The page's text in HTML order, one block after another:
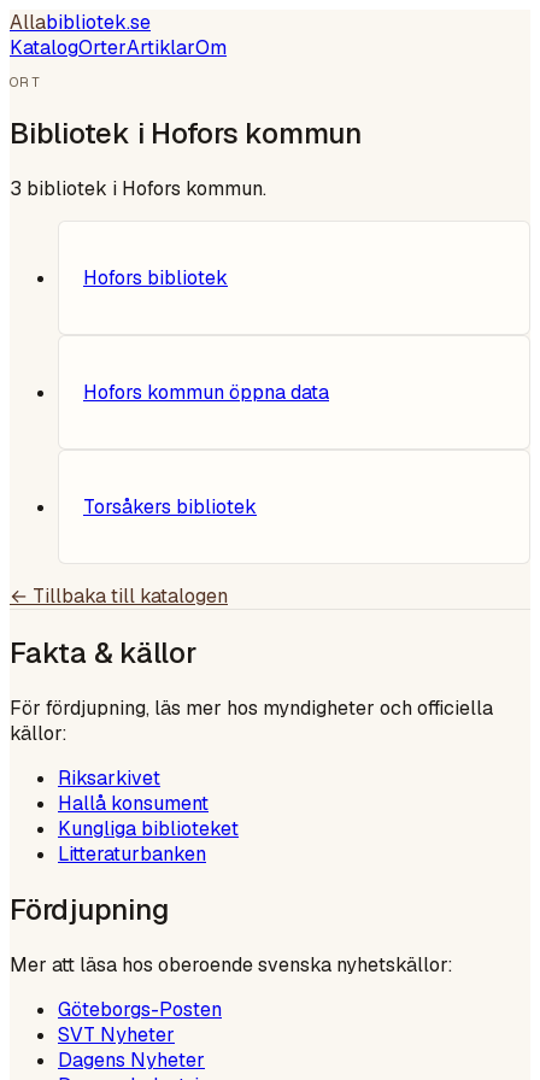
Allabibliotek.se
KatalogOrterArtiklarOm
ORT
Bibliotek i Hofors kommun
3 bibliotek i Hofors kommun.
Hofors bibliotek
Hofors kommun öppna data
Torsåkers bibliotek
← Tillbaka till katalogen
Fakta & källor
För fördjupning, läs mer hos myndigheter och officiella
källor:
Riksarkivet
Hallå konsument
Kungliga biblioteket
Litteraturbanken
Fördjupning
Mer att läsa hos oberoende svenska nyhetskällor:
Göteborgs-Posten
SVT Nyheter
Dagens Nyheter